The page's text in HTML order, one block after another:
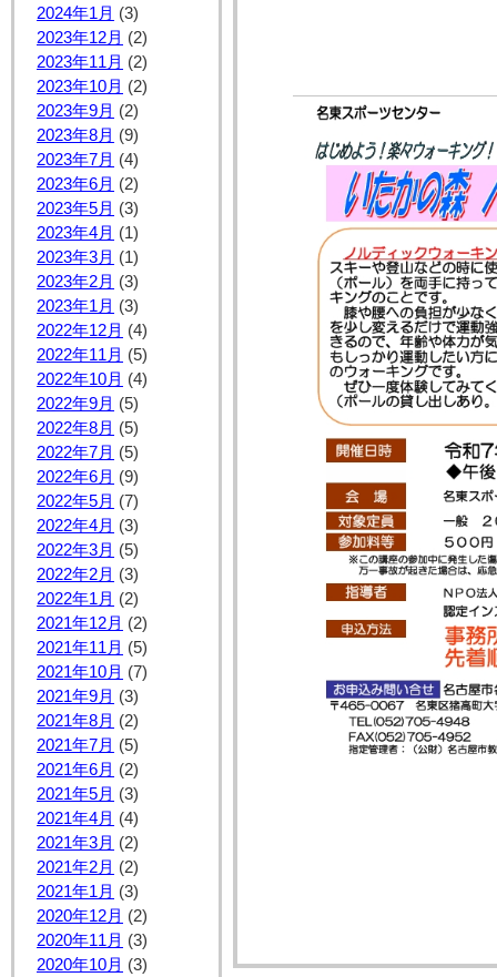
2024年1月 (3)
2023年12月 (2)
2023年11月 (2)
2023年10月 (2)
2023年9月 (2)
2023年8月 (9)
2023年7月 (4)
2023年6月 (2)
2023年5月 (3)
2023年4月 (1)
2023年3月 (1)
2023年2月 (3)
2023年1月 (3)
2022年12月 (4)
2022年11月 (5)
2022年10月 (4)
2022年9月 (5)
2022年8月 (5)
2022年7月 (5)
2022年6月 (9)
2022年5月 (7)
2022年4月 (3)
2022年3月 (5)
2022年2月 (3)
2022年1月 (2)
2021年12月 (2)
2021年11月 (5)
2021年10月 (7)
2021年9月 (3)
2021年8月 (2)
2021年7月 (5)
2021年6月 (2)
2021年5月 (3)
2021年4月 (4)
2021年3月 (2)
2021年2月 (2)
2021年1月 (3)
2020年12月 (2)
2020年11月 (3)
2020年10月 (3)